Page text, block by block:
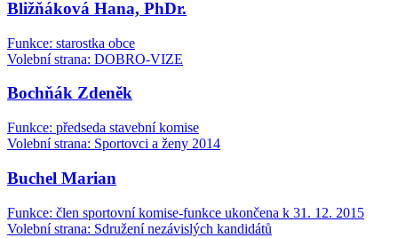
Bližňáková Hana, PhDr.
Funkce: starostka obce
Volební strana: DOBRO-VIZE
Bochňák Zdeněk
Funkce: předseda stavební komise
Volební strana: Sportovci a ženy 2014
Buchel Marian
Funkce: člen sportovní komise-funkce ukončena k 31. 12. 2015
Volební strana: Sdružení nezávislých kandidátů